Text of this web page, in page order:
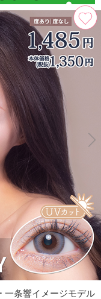
i
o
n
一条響イメージモデル